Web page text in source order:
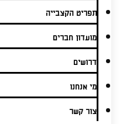
תפריט הקצבייה
מועדון חברים
דרושים
מי אנחנו
צור קשר